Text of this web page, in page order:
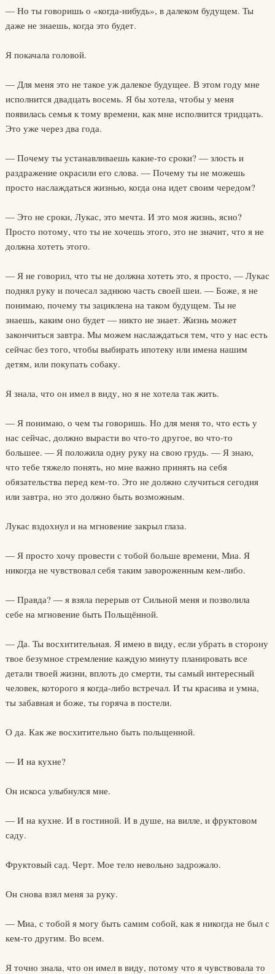
— Но ты говоришь о «когда-нибудь», в далеком будущем. Ты
даже не знаешь, когда это будет.
Я покачала головой.
— Для меня это не такое уж далекое будущее. В этом году мне
исполнится двадцать восемь. Я бы хотела, чтобы у меня
появилась семья к тому времени, как мне исполнится тридцать.
Это уже через два года.
— Почему ты устанавливаешь какие-то сроки? — злость и
раздражение окрасили его слова. — Почему ты не можешь
просто наслаждаться жизнью, когда она идет своим чередом?
— Это не сроки, Лукас, это мечта. И это моя жизнь, ясно?
Просто потому, что ты не хочешь этого, это не значит, что я не
должна хотеть этого.
— Я не говорил, что ты не должна хотеть это, я просто, — Лукас
поднял руку и почесал заднюю часть своей шеи. — Боже, я не
понимаю, почему ты зациклена на таком будущем. Ты не
знаешь, каким оно будет — никто не знает. Жизнь может
закончиться завтра. Мы можем наслаждаться тем, что у нас есть
сейчас без того, чтобы выбирать ипотеку или имена нашим
детям, или покупать собаку.
Я знала, что он имел в виду, но я не хотела так жить.
— Я понимаю, о чем ты говоришь. Но для меня то, что есть у
нас сейчас, должно вырасти во что-то другое, во что-то
большее. — Я положила одну руку на свою грудь. — Я знаю,
что тебе тяжело понять, но мне важно принять на себя
обязательства перед кем-то. Это не должно случиться сегодня
или завтра, но это должно быть возможным.
Лукас вздохнул и на мгновение закрыл глаза.
— Я просто хочу провести с тобой больше времени, Миа. Я
никогда не чувствовал себя таким завороженным кем-либо.
— Правда? — я взяла перерыв от Сильной меня и позволила
себе на мгновение быть Польщённой.
— Да. Ты восхитительная. Я имею в виду, если убрать в сторону
твое безумное стремление каждую минуту планировать все
детали твоей жизни, вплоть до смерти, ты самый интересный
человек, которого я когда-либо встречал. И ты красива и умна,
ты забавная и боже, ты горяча в постели.
О да. Как же восхитительно быть польщенной.
— И на кухне?
Он искоса улыбнулся мне.
— И на кухне. И в гостиной. И в душе, на вилле, и фруктовом
саду.
Фруктовый сад. Черт. Мое тело невольно задрожало.
Он снова взял меня за руку.
— Миа, с тобой я могу быть самим собой, как я никогда не был с
кем-то другим. Во всем.
Я точно знала, что он имел в виду, потому что я чувствовала то